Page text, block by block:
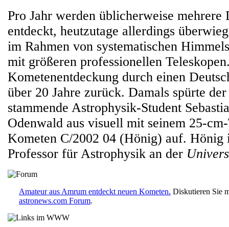
Pro Jahr werden üblicherweise mehrere
entdeckt, heutzutage allerdings
im Rahmen von systematischen
mit größeren professionellen
Kometenentdeckung durch einen
über 20 Jahre zurück. Damals spürte
stammende Astrophysik-Student
Odenwald aus visuell mit seinem 25-
Kometen C/2002 04 (Hönig) auf.
Professor für Astrophysik an der
Amateur aus Amrum entdeckt neuen Kometen. Diskutieren Sie
astronews.com Forum.